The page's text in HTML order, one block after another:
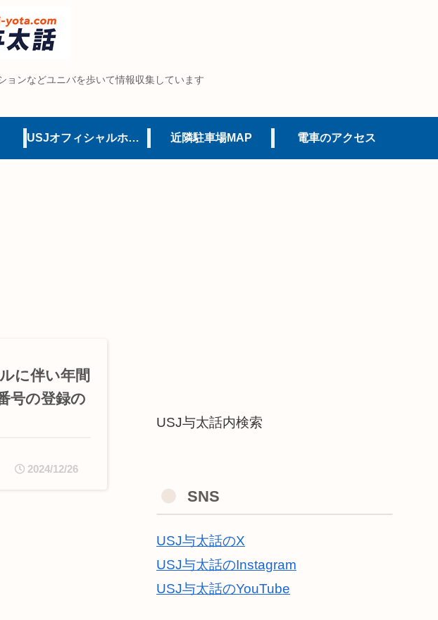
ョンなどユニバを歩いて情報収集しています
USJオフィシャルホテル 近隣駐車場MAP 電車のアクセス
に伴い年間
号の登録の
2024/12/26
USJ与太話内検索
SNS
USJ与太話のX
USJ与太話のInstagram
USJ与太話のYouTube